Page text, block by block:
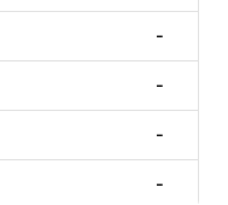
-
-
-
-